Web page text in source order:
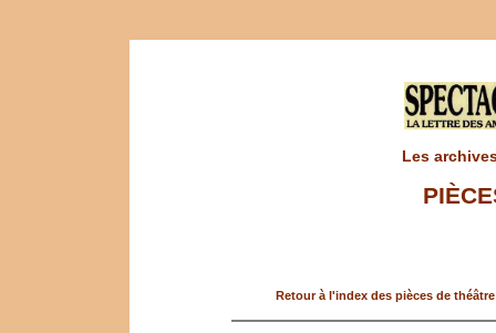
Les
Retour à l'index des pièces de théâtre